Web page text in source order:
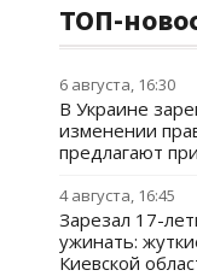
ТОП-
6 августа, 16:30
В Украине
изменении
предлагают
4 августа, 16:45
Зарезал 17-
ужинать:
Киевской